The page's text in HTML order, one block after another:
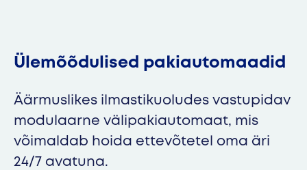
Ülemõõdulised pakiautomaadid
Äärmuslikes ilmastikuoludes vastupidav
modulaarne välipakiautomaat, mis
võimaldab hoida ettevõtetel oma äri
24/7 avatuna.